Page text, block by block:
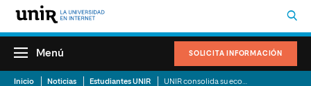
SOLICITA INFORMACIÓN
Menú
Inicio Noticias Estudiantes UNIR